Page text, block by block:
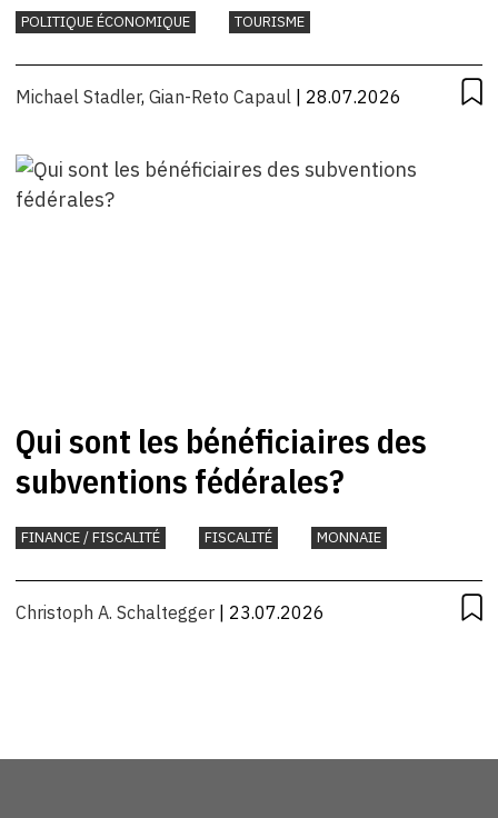
POLITIQUE ÉCONOMIQUE TOURISME
Michael Stadler, Gian-Reto Capaul | 28.07.2026
Qui sont les bénéficiaires des
subventions fédérales?
FINANCE / FISCALITÉ FISCALITÉ MONNAIE
Christoph A. Schaltegger | 23.07.2026